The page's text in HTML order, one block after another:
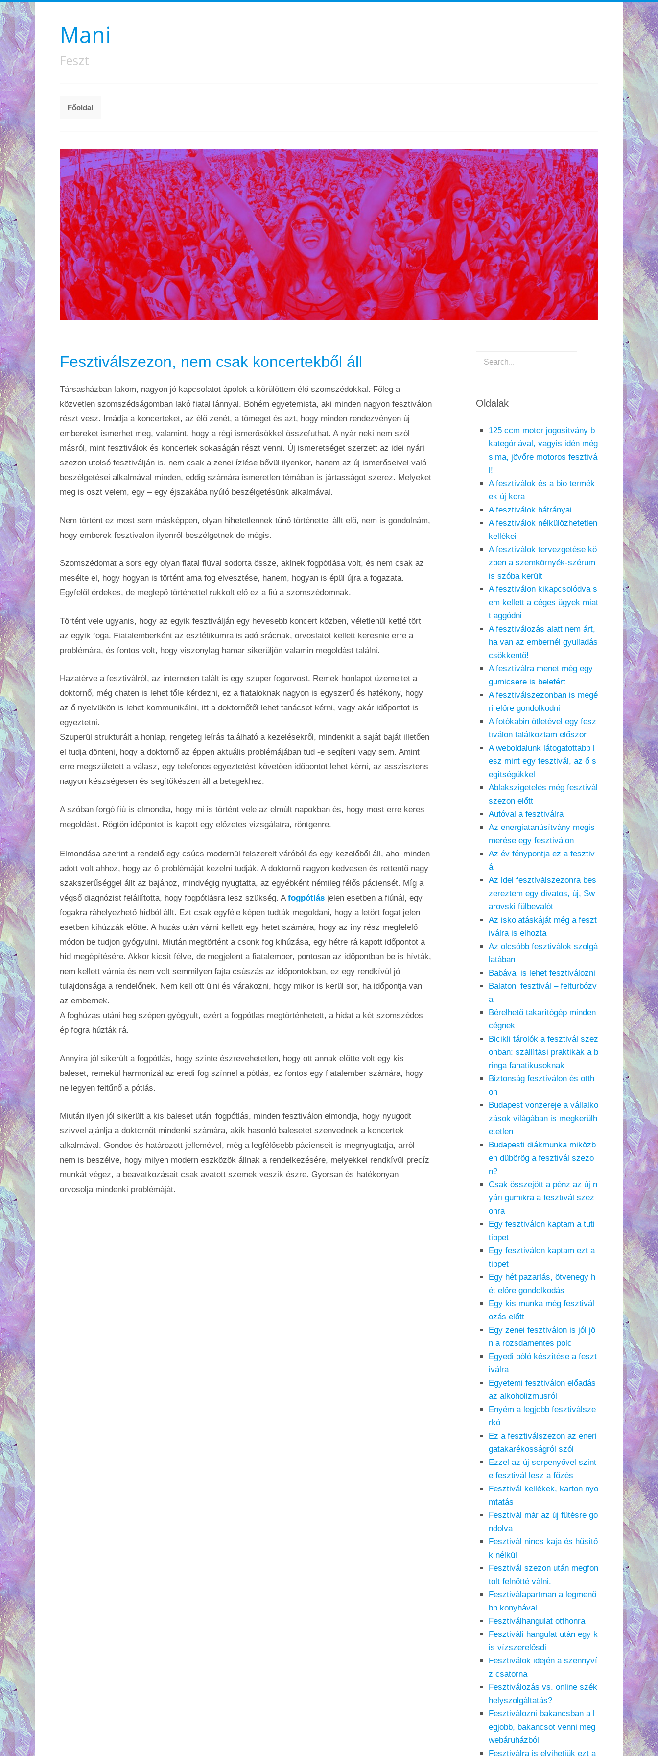
Mani
Feszt
Főoldal
Fesztiválszezon, nem csak koncertekből áll
Társasházban lakom, nagyon jó kapcsolatot ápolok a körülöttem élő szomszédokkal. Főleg a
közvetlen szomszédságomban lakó fiatal lánnyal. Bohém egyetemista, aki minden nagyon fesztiválon
részt vesz. Imádja a koncerteket, az élő zenét, a tömeget és azt, hogy minden rendezvényen új
embereket ismerhet meg, valamint, hogy a régi ismerősökkel összefuthat. A nyár neki nem szól
másról, mint fesztiválok és koncertek sokaságán részt venni. Új ismeretséget szerzett az idei nyári
szezon utolsó fesztiválján is, nem csak a zenei ízlése bővül ilyenkor, hanem az új ismerőseivel való
beszélgetései alkalmával minden, eddig számára ismeretlen témában is jártasságot szerez. Melyeket
meg is oszt velem, egy – egy éjszakába nyúló beszélgetésünk alkalmával.
Nem történt ez most sem másképpen, olyan hihetetlennek tűnő történettel állt elő, nem is gondolnám,
hogy emberek fesztiválon ilyenről beszélgetnek de mégis.
Szomszédomat a sors egy olyan fiatal fiúval sodorta össze, akinek fogpótlása volt, és nem csak az
mesélte el, hogy hogyan is történt ama fog elvesztése, hanem, hogyan is épül újra a fogazata.
Egyfelől érdekes, de meglepő történettel rukkolt elő ez a fiú a szomszédomnak.
Történt vele ugyanis, hogy az egyik fesztiválján egy hevesebb koncert közben, véletlenül ketté tört
az egyik foga. Fiatalemberként az esztétikumra is adó srácnak, orvoslatot kellett keresnie erre a
problémára, és fontos volt, hogy viszonylag hamar sikerüljön valamin megoldást találni.
Hazatérve a fesztiválról, az interneten talált is egy szuper fogorvost. Remek honlapot üzemeltet a
doktornő, még chaten is lehet tőle kérdezni, ez a fiataloknak nagyon is egyszerű és hatékony, hogy
az ő nyelvükön is lehet kommunikálni, itt a doktornőtől lehet tanácsot kérni, vagy akár időpontot is
egyeztetni.
Szuperül strukturált a honlap, rengeteg leírás található a kezelésekről, mindenkit a saját baját illetően
el tudja dönteni, hogy a doktornő az éppen aktuális problémájában tud -e segíteni vagy sem. Amint
erre megszületett a válasz, egy telefonos egyeztetést követően időpontot lehet kérni, az asszisztens
nagyon készségesen és segítőkészen áll a betegekhez.
A szóban forgó fiú is elmondta, hogy mi is történt vele az elmúlt napokban és, hogy most erre keres
megoldást. Rögtön időpontot is kapott egy előzetes vizsgálatra, röntgenre.
Elmondása szerint a rendelő egy csúcs modernül felszerelt váróból és egy kezelőből áll, ahol minden
adott volt ahhoz, hogy az ő problémáját kezelni tudják. A doktornő nagyon kedvesen és rettentő nagy
szakszerűséggel állt az bajához, mindvégig nyugtatta, az egyébként némileg félős páciensét. Míg a
végső diagnózist felállította, hogy fogpótlásra lesz szükség. A fogpótlás jelen esetben a fiúnál, egy
fogakra ráhelyezhető hídból állt. Ezt csak egyféle képen tudták megoldani, hogy a letört fogat jelen
esetben kihúzzák előtte. A húzás után várni kellett egy hetet számára, hogy az íny rész megfelelő
módon be tudjon gyógyulni. Miután megtörtént a csonk fog kihúzása, egy hétre rá kapott időpontot a
híd megépítésére. Akkor kicsit félve, de megjelent a fiatalember, pontosan az időpontban be is hívták,
nem kellett várnia és nem volt semmilyen fajta csúszás az időpontokban, ez egy rendkívül jó
tulajdonsága a rendelőnek. Nem kell ott ülni és várakozni, hogy mikor is kerül sor, ha időpontja van
az embernek.
A foghúzás utáni heg szépen gyógyult, ezért a fogpótlás megtörténhetett, a hidat a két szomszédos
ép fogra húzták rá.
Annyira jól sikerült a fogpótlás, hogy szinte észrevehetetlen, hogy ott annak előtte volt egy kis
baleset, remekül harmonizál az eredi fog színnel a pótlás, ez fontos egy fiatalember számára, hogy
ne legyen feltűnő a pótlás.
Miután ilyen jól sikerült a kis baleset utáni fogpótlás, minden fesztiválon elmondja, hogy nyugodt
szívvel ajánlja a doktornőt mindenki számára, akik hasonló balesetet szenvednek a koncertek
alkalmával. Gondos és határozott jellemével, még a legfélősebb pácienseit is megnyugtatja, arról
nem is beszélve, hogy milyen modern eszközök állnak a rendelkezésére, melyekkel rendkívül precíz
munkát végez, a beavatkozásait csak avatott szemek veszik észre. Gyorsan és hatékonyan
orvosolja mindenki problémáját.
Oldalak
125 ccm motor jogosítvány b
kategóriával, vagyis idén még
sima, jövőre motoros fesztivá
l!
A fesztiválok és a bio termék
ek új kora
A fesztiválok hátrányai
A fesztiválok nélkülözhetetlen
kellékei
A fesztiválok tervezgetése kö
zben a szemkörnyék-szérum
is szóba került
A fesztiválon kikapcsolódva s
em kellett a céges ügyek miat
t aggódni
A fesztiválozás alatt nem árt,
ha van az embernél gyulladás
csökkentő!
A fesztiválra menet még egy
gumicsere is belefért
A fesztiválszezonban is megé
ri előre gondolkodni
A fotókabin ötletével egy fesz
tiválon találkoztam először
A weboldalunk látogatottabb l
esz mint egy fesztivál, az ő s
egítségükkel
Ablakszigetelés még fesztivál
szezon előtt
Autóval a fesztiválra
Az energiatanúsítvány megis
merése egy fesztiválon
Az év fénypontja ez a fesztiv
ál
Az idei fesztiválszezonra bes
zereztem egy divatos, új, Sw
arovski fülbevalót
Az iskolatáskáját még a feszt
iválra is elhozta
Az olcsóbb fesztiválok szolgá
latában
Babával is lehet fesztiválozni
Balatoni fesztivál – felturbózv
a
Bérelhető takarítógép minden
cégnek
Bicikli tárolók a fesztivál szez
onban: szállítási praktikák a b
ringa fanatikusoknak
Biztonság fesztiválon és otth
on
Budapest vonzereje a vállalko
zások világában is megkerülh
etetlen
Budapesti diákmunka miközb
en dübörög a fesztivál szezo
n?
Csak összejött a pénz az új n
yári gumikra a fesztivál szez
onra
Egy fesztiválon kaptam a tuti
tippet
Egy fesztiválon kaptam ezt a
tippet
Egy hét pazarlás, ötvenegy h
ét előre gondolkodás
Egy kis munka még fesztivál
ozás előtt
Egy zenei fesztiválon is jól jö
n a rozsdamentes polc
Egyedi póló készítése a feszt
iválra
Egyetemi fesztiválon előadás
az alkoholizmusról
Enyém a legjobb fesztiválsze
rkó
Ez a fesztiválszezon az eneri
gatakarékosságról szól
Ezzel az új serpenyővel szint
e fesztivál lesz a főzés
Fesztivál kellékek, karton nyo
mtatás
Fesztivál már az új fűtésre go
ndolva
Fesztivál nincs kaja és hűsítő
k nélkül
Fesztivál szezon után megfon
tolt felnőtté válni.
Fesztiválapartman a legmenő
bb konyhával
Fesztiválhangulat otthonra
Fesztiváli hangulat után egy k
is vízszerelősdi
Fesztiválok idején a szennyví
z csatorna
Fesztiválozás vs. online szék
helyszolgáltatás?
Fesztiválozni bakancsban a l
egjobb, bakancsot venni meg
webáruházból
Fesztiválra is elvihetjük ezt a